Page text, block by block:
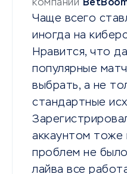
компании
Чаще всего
иногда на
Нравится, что
популярные
выбрать, а не
стандартные
аккаунтом тоже
проблем не
лайва все